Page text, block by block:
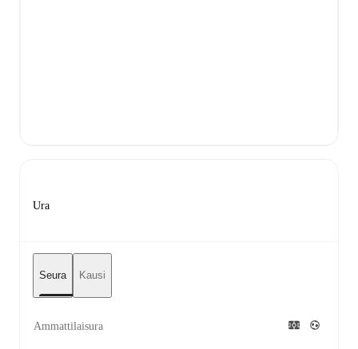
Ura
Seura Kausi
Ammattilaisura